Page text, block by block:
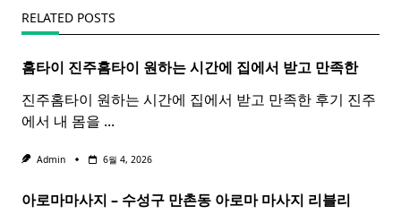
RELATED POSTS
홈타이 진주홈타이 원하는 시간에 집에서 받고 만족한
진주홈타이 원하는 시간에 집에서 받고 만족한 후기 진주
에서 내 몸을 ...
Admin 6월 4, 2026
아로마마사지 – 수성구 만촌동 아로마 마사지 리블리